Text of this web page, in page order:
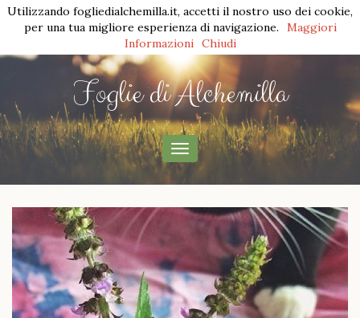
Foglie di Alchemilla
menu
di
navigazione
Utilizzando fogliedialchemilla.it, accetti il nostro uso dei cookie,
per una tua migliore esperienza di navigazione.
Maggiori
Informazioni Chiudi